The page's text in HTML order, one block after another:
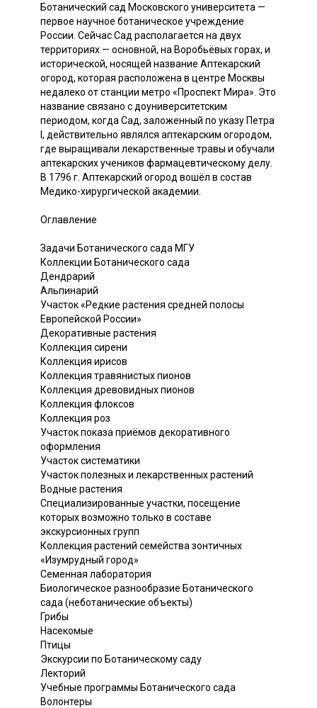
Ботанический сад Московского университета —
первое научное ботаническое учреждение
России. Сейчас Сад располагается на двух
территориях — основной, на Воробьёвых горах, и
исторической, носящей название Аптекарский
огород, которая расположена в центре Москвы
недалеко от станции метро «Проспект Мира». Это
название связано с доуниверситетским
периодом, когда Сад, заложенный по указу Петра
I, действительно являлся аптекарским огородом,
где выращивали лекарственные травы и обучали
аптекарских учеников фармацевтическому делу.
В 1796 г. Аптекарский огород вошёл в состав
Медико-хирургической академии.
Оглавление
Задачи Ботанического сада МГУ
Коллекции Ботанического сада
Дендрарий
Альпинарий
Участок «Редкие растения средней полосы
Европейской России»
Декоративные растения
Коллекция сирени
Коллекция ирисов
Коллекция травянистых пионов
Коллекция древовидных пионов
Коллекция флоксов
Коллекция роз
Участок показа приёмов декоративного
оформления
Участок систематики
Участок полезных и лекарственных растений
Водные растения
Специализированные участки, посещение
которых возможно только в составе
экскурсионных групп
Коллекция растений семейства зонтичных
«Изумрудный город»
Семенная лаборатория
Биологическое разнообразие Ботанического
сада (неботанические объекты)
Грибы
Насекомые
Птицы
Экскурсии по Ботаническому саду
Лекторий
Учебные программы Ботанического сада
Волонтеры